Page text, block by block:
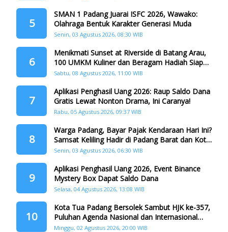
5
SMAN 1 Padang Juarai ISFC 2026, Wawako:
Olahraga Bentuk Karakter Generasi Muda
Senin, 03 Agustus 2026, 08:30 WIB
6
Menikmati Sunset at Riverside di Batang Arau,
100 UMKM Kuliner dan Beragam Hadiah Siap
Memanjakan Warga di Momen HJK Padang
Sabtu, 08 Agustus 2026, 11:00 WIB
7
Aplikasi Penghasil Uang 2026: Raup Saldo Dana
Gratis Lewat Nonton Drama, Ini Caranya!
Rabu, 05 Agustus 2026, 09:37 WIB
8
Warga Padang, Bayar Pajak Kendaraan Hari Ini?
Samsat Keliling Hadir di Padang Barat dan Koto
Tangah
Senin, 03 Agustus 2026, 06:30 WIB
9
Aplikasi Penghasil Uang 2026, Event Binance
Mystery Box Dapat Saldo Dana
Selasa, 04 Agustus 2026, 13:08 WIB
10
Kota Tua Padang Bersolek Sambut HJK ke-357,
Puluhan Agenda Nasional dan Internasional
Siap Digelar
Minggu, 02 Agustus 2026, 20:00 WIB